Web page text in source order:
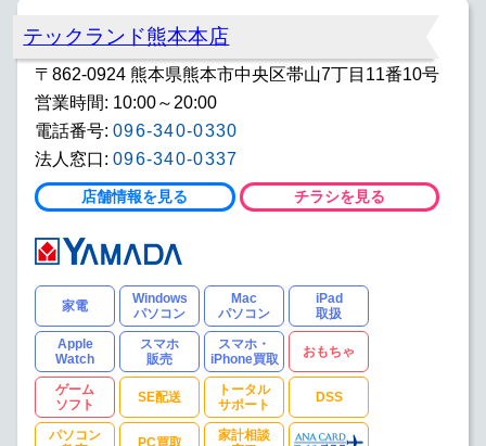
テックランド熊本本店
〒862-0924 熊本県熊本市中央区帯山7丁目11番10号
営業時間: 10:00～20:00
電話番号: 096-340-0330
法人窓口: 096-340-0337
店舗情報を見る チラシを見る
家電
Windows
パソコン
Mac
パソコン
iPad
取扱
Apple
Watch
スマホ
販売
スマホ・
iPhone買取
おもちゃ
ゲーム
ソフト
SE配送
トータル
サポート
DSS
パソコン
PC買取
家計相談